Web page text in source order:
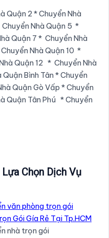
Quận 2 * Chuyển Nhà
Nhà Quận 5 *
Quận 7 * Chuyển Nhà
Nhà Quận 10 *
Quận 12 * Chuyển Nhà
Bình Tân * Chuyển
Quận Gò Vấp * Chuyển
Quận Tân Phú * Chuyển
Chọn Dịch Vụ
văn phòng trọn gói
Gói Gía Rẻ Tại Tp.HCM
nhà trọn gói